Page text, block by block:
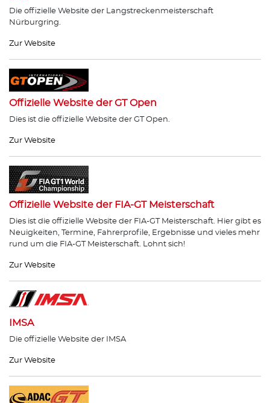
Die offizielle Website der Langstreckenmeisterschaft
Nürburgring.
Zur Website
Offizielle Website der GT Open
Dies ist die offizielle Website der GT Open.
Zur Website
Offizielle Website der FIA-GT Meisterschaft
Dies ist die offizielle Website der FIA-GT Meisterschaft. Hier gibt es
Neuigkeiten, Termine, Fahrerprofile, Ergebnisse und vieles mehr
rund um die FIA-GT Meisterschaft. Lohnt sich!
Zur Website
IMSA
Die offizielle Website der IMSA
Zur Website